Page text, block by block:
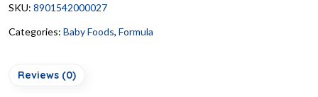
SKU: 8901542000027
Categories: Baby Foods, Formula
Reviews (0)